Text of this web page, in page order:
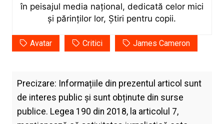
în peisajul media național, dedicată celor mici
și părinților lor, Știri pentru copii.
Avatar Critici James Cameron
Precizare: Informațiile din prezentul articol sunt
de interes public și sunt obținute din surse
publice. Legea 190 din 2018, la articolul 7,